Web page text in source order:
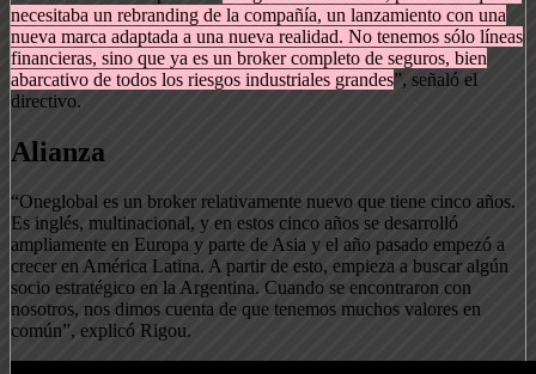
necesitaba un rebranding de la compañía, un lanzamiento con una
nueva marca adaptada a una nueva realidad. No tenemos sólo líneas
financieras, sino que ya es un broker completo de seguros, bien
abarcativo de todos los riesgos industriales grandes”, señaló el
directivo.
Alianza
“Oneglobal es un broker relativamente nuevo que tiene cinco años.
Es inglés, multinacional, y en estos cinco años se desarrolló
ampliamente en Europa y parte de Asia y el año pasado empezó a
crecer en América Latina. A partir de esto, empieza a buscar algún
socio estratégico en la Argentina. Cuando se encontraron con
nosotros, nos dimos cuenta de que tenemos muchos valores en
común”, explicó Rigou.